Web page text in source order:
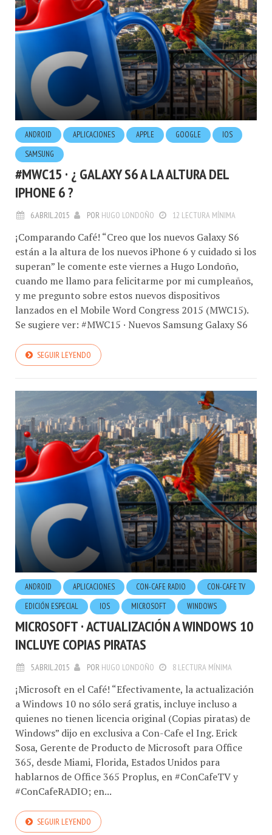
ANDROID APLICACIONES APPLE GOOGLE
IOS
SAMSUNG
#MWC15 · ¿ GALAXY S6 A LA ALTURA DEL
IPHONE 6 ?
6.ABRIL.2015 POR HUGO LONDOÑO 12 LECTURA MÍNIMA
¡Comparando Café! “Creo que los nuevos Galaxy S6
están a la altura de los nuevos iPhone 6 y cuidado si los
superan” le comente este viernes a Hugo Londoño,
cuando me llamo para felicitarme por mi cumpleaños,
y me pregunto sobre estos nuevos dispositivos
lanzados en el Mobile Word Congress 2015 (MWC15).
Se sugiere ver: #MWC15 · Nuevos Samsung Galaxy S6
SEGUIR LEYENDO
ANDROID APLICACIONES CON-CAFE RADIO
CON-CAFE TV
EDICIÓN ESPECIAL
IOS MICROSOFT WINDOWS
MICROSOFT · ACTUALIZACIÓN A WINDOWS 10
INCLUYE COPIAS PIRATAS
5.ABRIL.2015 POR HUGO LONDOÑO 8 LECTURA MÍNIMA
¡Microsoft en el Café! “Efectivamente, la actualización
a Windows 10 no sólo será gratis, incluye incluso a
quienes no tienen licencia original (Copias piratas) de
Windows” dijo en exclusiva a Con-Cafe el Ing. Erick
Sosa, Gerente de Producto de Microsoft para Office
365, desde Miami, Florida, Estados Unidos para
hablarnos de Office 365 Proplus, en #ConCafeTV y
#ConCafeRADIO; en...
SEGUIR LEYENDO